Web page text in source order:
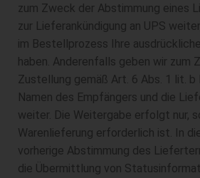
zum Zweck der Abstimmung eines
zur Lieferankündigung an UPS
im Bestellprozess Ihre
haben. Anderenfalls geben wir zum
Zustellung gemäß Art. 6 Abs. 1 lit. b
Namen des Empfängers und die
weiter. Die Weitergabe erfolgt nur,
Warenlieferung erforderlich ist. In
vorherige Abstimmung des
die Übermittlung von